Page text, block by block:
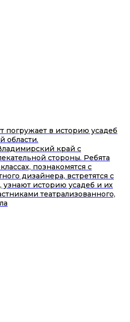
в историю усадеб
области.
край с
стороны. Ребята
познакомятся с
дизайнера, встретятся с
историю усадеб и их
театрализованного,